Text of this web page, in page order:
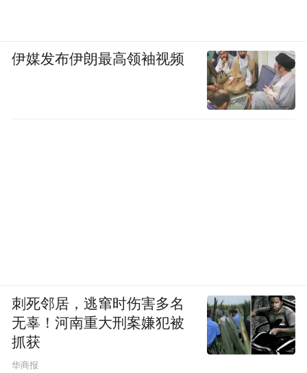
伊媒发布伊朗最高领袖视频
刺死邻居，逃窜时伤害多名
无辜！河南重大刑案嫌犯被
抓获
华商报